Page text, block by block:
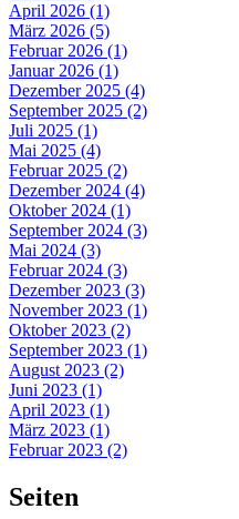
April 2026 (1)
März 2026 (5)
Februar 2026 (1)
Januar 2026 (1)
Dezember 2025 (4)
September 2025 (2)
Juli 2025 (1)
Mai 2025 (4)
Februar 2025 (2)
Dezember 2024 (4)
Oktober 2024 (1)
September 2024 (3)
Mai 2024 (3)
Februar 2024 (3)
Dezember 2023 (3)
November 2023 (1)
Oktober 2023 (2)
September 2023 (1)
August 2023 (2)
Juni 2023 (1)
April 2023 (1)
März 2023 (1)
Februar 2023 (2)
Seiten